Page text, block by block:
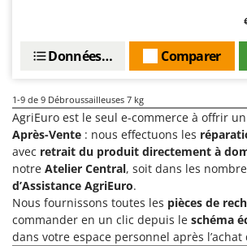
Palumbo Pavi
Partisani
Paterlini
Philips
Pramac
Prismafood
Comparer
Données techniques
1-9 de 9 Débroussailleuses 7 kg
AgriEuro est le seul e-commerce à offrir
Après-Vente : nous effectuons les
avec retrait du produit directement à
notre Atelier Central, soit dans les
d’Assistance AgriEuro.
Nous fournissons toutes les pièces de
commander en un clic depuis le schéma
dans votre espace personnel après